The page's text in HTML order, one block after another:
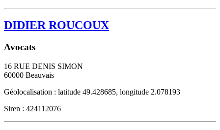
DIDIER ROUCOUX
Avocats
16 RUE DENIS SIMON
60000 Beauvais
Géolocalisation : latitude 49.428685, longitude 2.078193
Siren : 424112076